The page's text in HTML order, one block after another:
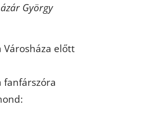
György
Városháza előtt
fanfárszóra